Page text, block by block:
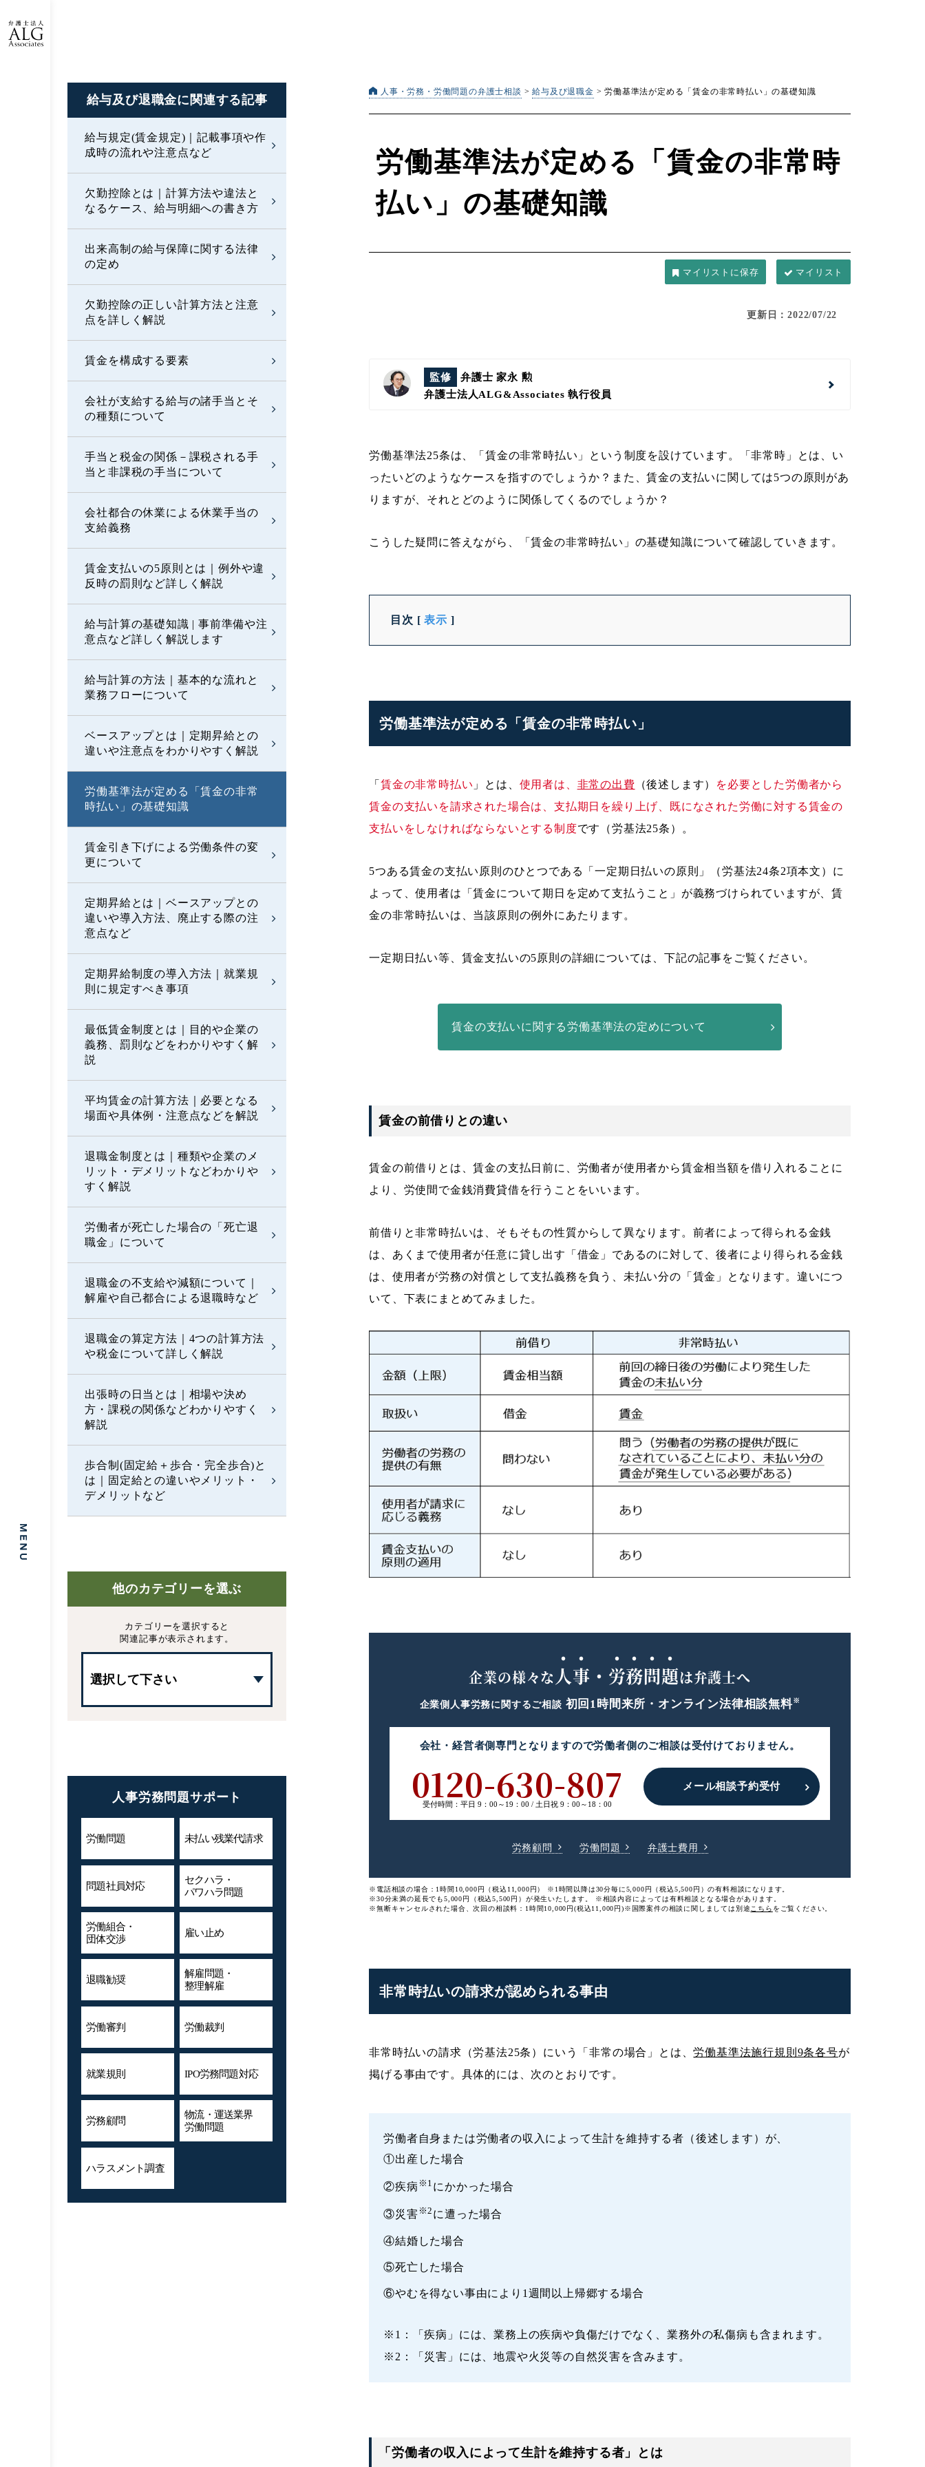
給与及び退職金に 関連する記事
給与規定(賃金規定)｜記載事項や作
成時の流れや注意点など
欠勤控除とは｜計算方法や違法と
なるケース、給与明細への書き方
出来高制の給与保障に関する法律
の定め
欠勤控除の正しい計算方法と注意
点を詳しく解説
賃金を構成する要素
会社が支給する給与の諸手当とそ
の種類について
手当と税金の関係－課税される手
当と非課税の手当について
会社都合の休業による休業手当の
支給義務
賃金支払いの5原則とは｜例外や違
反時の罰則など詳しく解説
給与計算の基礎知識 | 事前準備や注
意点など詳しく解説します
給与計算の方法｜基本的な流れと
業務フローについて
ベースアップとは｜定期昇給との
違いや注意点をわかりやすく解説
労働基準法が定める「賃金の非常
時払い」の基礎知識
賃金引き下げによる労働条件の変
更について
定期昇給とは｜ベースアップとの
違いや導入方法、廃止する際の注
意点など
定期昇給制度の導入方法｜就業規
則に規定すべき事項
最低賃金制度とは｜目的や企業の
義務、罰則などをわかりやすく解
説
平均賃金の計算方法｜必要となる
場面や具体例・注意点などを解説
退職金制度とは｜種類や企業のメ
リット・デメリットなどわかりや
すく解説
労働者が死亡した場合の「死亡退
職金」について
退職金の不支給や減額について｜
解雇や自己都合による退職時など
退職金の算定方法｜4つの計算方法
や税金について詳しく解説
出張時の日当とは｜相場や決め
方・課税の関係などわかりやすく
解説
歩合制(固定給＋歩合・完全歩合)と
は｜固定給との違いやメリット・
デメリットなど
他のカテゴリーを選ぶ
カテゴリーを選択すると
関連記事が表示されます。
人事労務問題サポート
労働問題 未払い残業代請求
問題社員対応
セクハラ・
パワハラ問題
労働組合・
団体交渉
雇い止め
退職勧奨
解雇問題・
整理解雇
労働審判 労働裁判
就業規則 IPO労務問題対応
労務顧問
物流・運送業界
労働問題
ハラスメント調査
人事・労務・労働問題の弁護士相談 >給与及び退職金 >労働基準法が定める「賃金の非常時払い」の基礎知識
労働基準法が定める「賃金の非常時
払い」の基礎知識
マイリスト
更新日：2022/07/22
監修
弁護士 家永 勲
弁護士法人ALG&Associates執行役員
労働基準法25条は、「賃金の非常時払い」という制度を設けています。「非常時」とは、い
ったいどのようなケースを指すのでしょうか？また、賃金の支払いに関しては5つの原則があ
りますが、それとどのように関係してくるのでしょうか？
こうした疑問に答えながら、「賃金の非常時払い」の基礎知識について確認していきます。
目次 [ 表示 ]
労働基準法が定める「賃金の非常時払い」
「 賃金の非常時払い 」とは、 使用者は、 非常の出費 （後述します）
を必要とした労働者から
賃金の支払いを請求された場合は、支払期日を繰り上げ、既になされた労働に対する賃金の
支払いをしなければならないとする制度です（労基法25条）。
5つある賃金の支払い原則のひとつである「一定期日払いの原則」（労基法24条2項本文）に
よって、使用者は「賃金について期日を定めて支払うこと」が義務づけられていますが、賃
金の非常時払いは、当該原則の例外にあたります。
一定期日払い等、賃金支払いの5原則の詳細については、下記の記事をご覧ください。
賃金の支払いに関する労働基準法の定めについて
賃金の前借りとの違い
賃金の前借りとは、賃金の支払日前に、労働者が使用者から賃金相当額を借り入れることに
より、労使間で金銭消費貸借を行うことをいいます。
前借りと非常時払いは、そもそもの性質からして異なります。前者によって得られる金銭
は、あくまで使用者が任意に貸し出す「借金」であるのに対して、後者により得られる金銭
は、使用者が労務の対償として支払義務を負う、未払い分の「賃金」となります。違いにつ
いて、下表にまとめてみました。
企業の様々な人事・労務問題は弁護士へ
企業側人事労務に関するご相談 初回1時間来所・オンライン法律相談無料※
会社・経営者側専門 となりますので労働者側のご相談は受付けておりません。
0120-630-807
受付時間：平日 9：00～19：00 / 土日祝 9：00～18：00
メール相談予約受付
労務顧問 労働問題 弁護士費用
※電話相談の場合：1時間10,000円（税込11,000円）
※1時間以降は30分毎に5,000円（税込5,500円）の有料相談になります。
※30分未満の延長でも5,000円（税込5,500円）が発生いたします。
※相談内容によっては有料相談となる場合があります。
※無断キャンセルされた場合、次回の相談料：1時間10,000円(税込11,000円)※国際案件の相談に関しましては 別途 こちら をご覧ください。
非常時払いの請求が認められる事由
非常時払いの請求（労基法25条）にいう「非常の場合」とは、労働基準法施行規則9条各号が
掲げる事由です。具体的には、次のとおりです。
労働者自身または労働者の収入によって生計を維持する者（後述します）が、
①出産した場合
②疾病 ※1 にかかった場合
③災害 ※2 に遭った場合
④結婚した場合
⑤死亡した場合
⑥やむを得ない事由により1週間以上帰郷する場合
※1：「疾病」には、業務上の疾病や負傷だけでなく、業務外の私傷病も含まれます。
※2：「災害」には、地震や火災等の自然災害を含みます。
「労働者の収入によって生計を維持する者」とは